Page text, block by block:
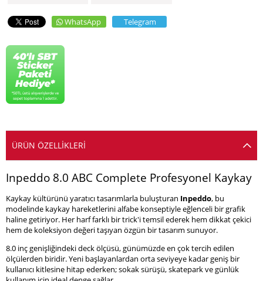
WhatsApp Telegram
ÜRÜN ÖZELLIKLERI
Inpeddo 8.0 ABC Complete Profesyonel Kaykay
Kaykay kültürünü yaratıcı tasarımlarla buluşturan Inpeddo, bu
modelinde kaykay hareketlerini alfabe konseptiyle eğlenceli bir grafik
haline getiriyor. Her harf farklı bir trick'i temsil ederek hem dikkat çekici
hem de koleksiyon değeri taşıyan özgün bir tasarım sunuyor.
8.0 inç genişliğindeki deck ölçüsü, günümüzde en çok tercih edilen
ölçülerden biridir. Yeni başlayanlardan orta seviyeye kadar geniş bir
kullanıcı kitlesine hitap ederken; sokak sürüşü, skatepark ve günlük